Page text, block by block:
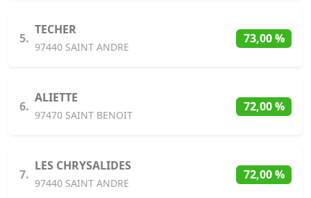
5.
TECHER
97440 SAINT ANDRE
73,00 %
6.
ALIETTE
97470 SAINT BENOIT
72,00 %
7.
LES CHRYSALIDES
97440 SAINT ANDRE
72,00 %